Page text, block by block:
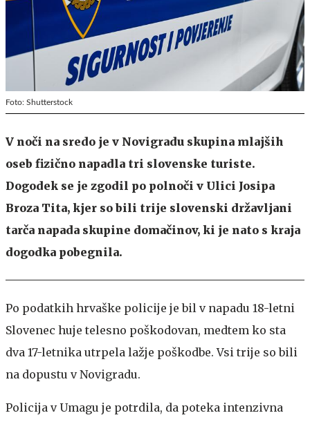
Foto: Shutterstock
V noči na sredo je v Novigradu skupina mlajših
oseb fizično napadla tri slovenske turiste.
Dogodek se je zgodil po polnoči v Ulici Josipa
Broza Tita, kjer so bili trije slovenski državljani
tarča napada skupine domačinov, ki je nato s kraja
dogodka pobegnila.
Po podatkih hrvaške policije je bil v napadu 18-letni
Slovenec huje telesno poškodovan, medtem ko sta
dva 17-letnika utrpela lažje poškodbe. Vsi trije so bili
na dopustu v Novigradu.
Policija v Umagu je potrdila, da poteka intenzivna